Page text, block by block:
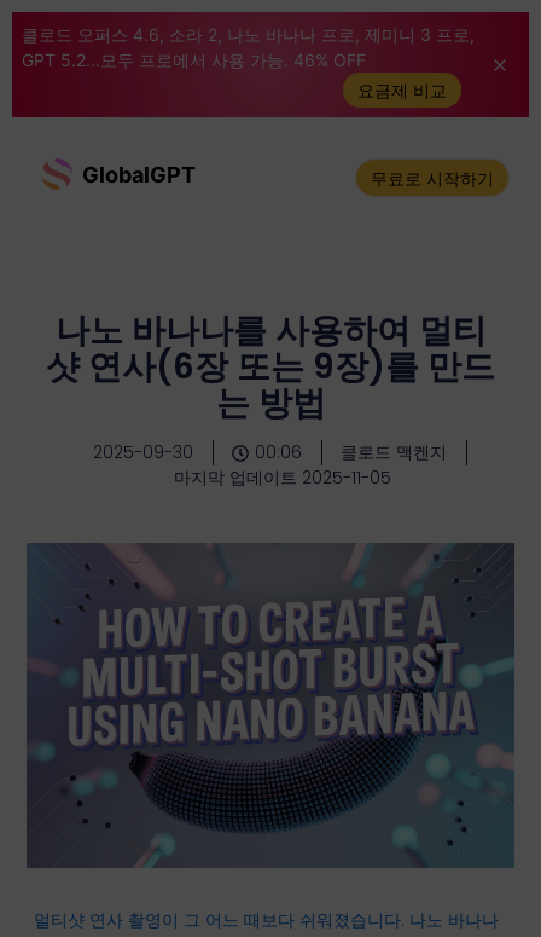
클로드 오퍼스 4.6, 소라 2, 나노 바나나 프로, 제미니 3 프로,
GPT 5.2...모두 프로에서 사용 가능. 46% OFF
요금제 비교
GlobalGPT 무료로 시작하기
나노 바나나를 사용하여 멀티
샷 연사(6장 또는 9장)를 만드
는 방법
2025-09-30 00:06
클로드 맥켄지
마지막 업데이트 2025-11-05
멀티샷 연사 촬영이 그 어느 때보다 쉬워졌습니다. 나노 바나나